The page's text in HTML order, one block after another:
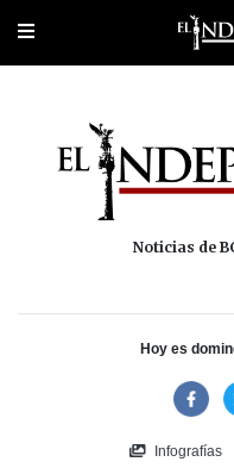
Portada Los
Noticias de
Hoy es
Infografías